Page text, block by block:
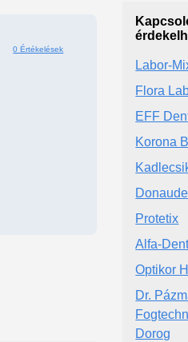
0 Értékelések
Labor-
Flora
EFF
Korona
Protetix
Alfa-
Optikor
Dr.
Dorog